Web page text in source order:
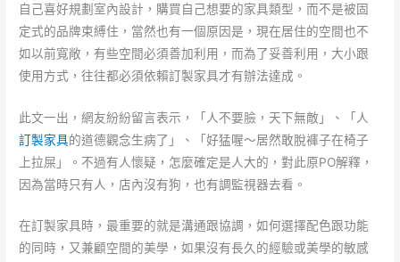
自己喜好規劃室內設計，購買自己想要的家具類型，而不是被固
定式的品牌束縛住，當然也有一個原因是，現在居住的空間也不
如以前寬敞，有些空間必須善加利用，而為了妥善利用，大小跟
使用方式，往往都必須依賴訂製家具才有辦法達成。
此文一出，網友紛紛留言表示，「人不要臉，天下無敵」、「人
訂製家具的道德觀念生病了」、「好猛喔～居然敢脫褲子在椅子
上拉屎」。不過有人懷疑，怎麼確定是人大的，對此原PO解釋，
因為當時只有人，店內沒有狗，也有調監視器去看。
在訂製家具時，最重要的就是溝通跟協調，如何選擇配色跟功能
的同時，又兼顧空間的美學，如果沒有長久的經驗或美學的敏感